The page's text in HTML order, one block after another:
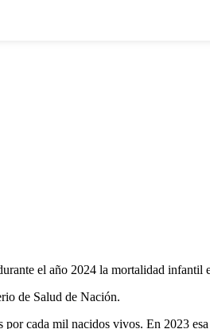
el año 2024 la mortalidad infantil
de Salud de Nación.
cada mil nacidos vivos. En 2023